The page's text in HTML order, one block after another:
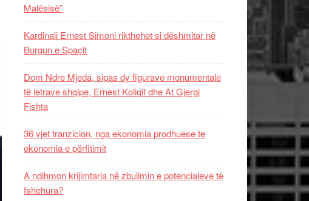
Malësisë”
Kardinali Ernest Simoni rikthehet si dëshmitar në
Burgun e Spaçit
Dom Ndre Mjeda, sipas dy figurave monumentale
të letrave shqipe, Ernest Koliqit dhe At Gjergj
Fishta
36 vjet tranzicion, nga ekonomia prodhuese te
ekonomia e përfitimit
A ndihmon krijimtaria në zbulimin e potencialeve të
fshehura?